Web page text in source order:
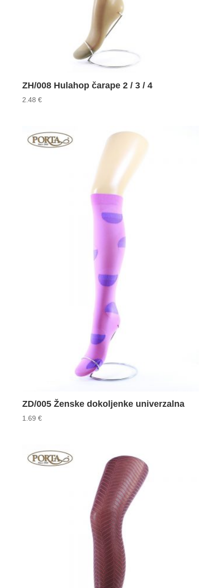
ZH/008 Hulahop čarape 2 / 3 / 4
2.48 €
ZD/005 Ženske dokoljenke univerzalna
1.69 €